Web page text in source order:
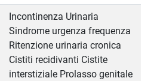
Incontinenza Urinaria
Sindrome urgenza frequenza
Ritenzione urinaria cronica
Cistiti recidivanti Cistite
interstiziale Prolasso genitale